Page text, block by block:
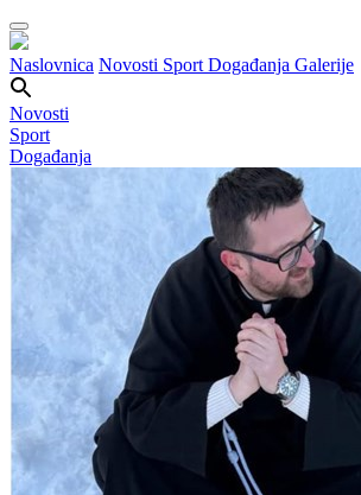
Naslovnica Novosti Sport Događanja Galerije
Novosti
Sport
Događanja